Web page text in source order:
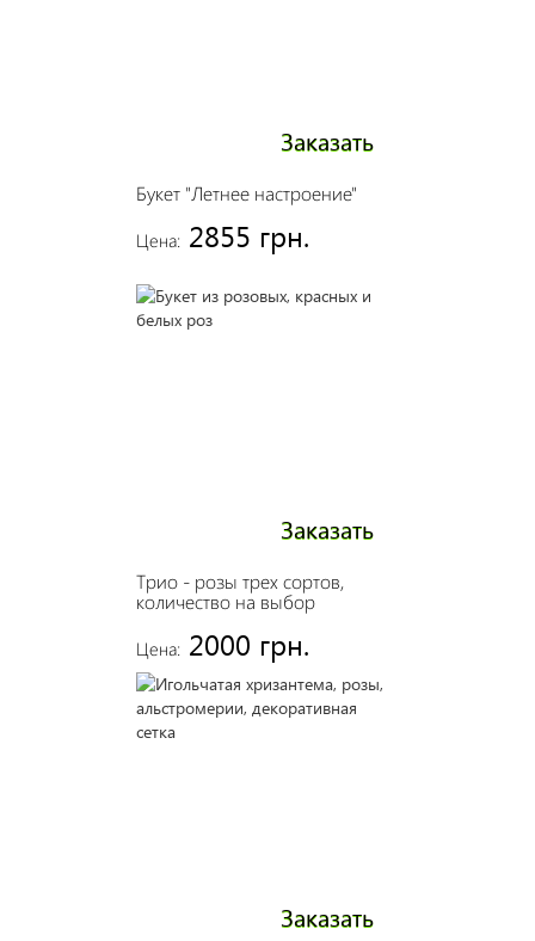
Букет "Летнее настроение"
Цена: 2855 грн.
Заказать
Трио - розы трех сортов,
количество на выбор
Цена: 2000 грн.
Заказать
Заказать